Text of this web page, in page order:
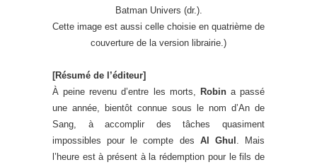
Batman Univers (dr.).
Cette image est aussi celle choisie en quatrième de
couverture de la version librairie.)
[Résumé de l’éditeur]
À peine revenu d’entre les morts, Robina passé
une année, bientôt connue sous le nom d’An de
Sang, à accomplir des tâches quasiment
impossibles pour le compte des Al Ghul . Mais
l’heure est à présent à la rédemption pour le fils de